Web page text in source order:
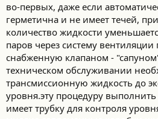
во-первых, даже если
герметична и не имеет течей,
количество жидкости
паров через систему вентиляции
снабженную клапаном -
техническом обслуживании
трансмиссионную жидкость до
уровня.эту процедуру
имеет трубку для контроля